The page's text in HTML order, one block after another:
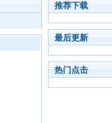
推荐下载
最后更新
热门点击